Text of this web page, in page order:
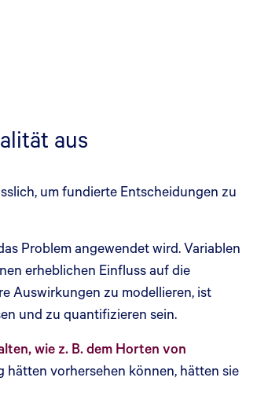
aus
um fundierte Entscheidungen zu
Problem angewendet wird. Variablen
erheblichen Einfluss auf die
Auswirkungen zu modellieren, ist
und zu quantifizieren sein.
wie z. B. dem Horten von
vorhersehen können, hätten sie